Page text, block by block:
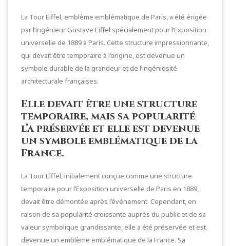
La Tour Eiffel, emblème emblématique de Paris, a été érigée
par l’ingénieur Gustave Eiffel spécialement pour l’Exposition
universelle de 1889 à Paris. Cette structure impressionnante,
qui devait être temporaire à l’origine, est devenue un
symbole durable de la grandeur et de l’ingéniosité
architecturale françaises.
Elle devait être une structure
temporaire, mais sa popularité
l’a préservée et elle est devenue
un symbole emblématique de la
France.
La Tour Eiffel, initialement conçue comme une structure
temporaire pour l’Exposition universelle de Paris en 1889,
devait être démontée après l’événement. Cependant, en
raison de sa popularité croissante auprès du public et de sa
valeur symbolique grandissante, elle a été préservée et est
devenue un emblème emblématique de la France. Sa